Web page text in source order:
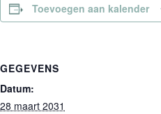
Toevoegen aan kalender
GEGEVENS
Datum:
28 maart 2031